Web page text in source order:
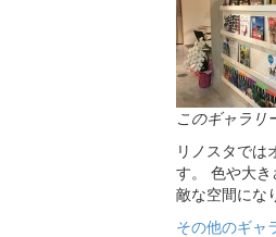
このギャラリ
リノスタでは
す。 色や大
敵な空間にな
その他のギャ